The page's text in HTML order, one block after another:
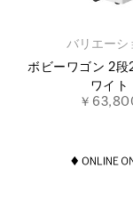
バリエーシ
ボビーワゴン 2段
ワイト
￥